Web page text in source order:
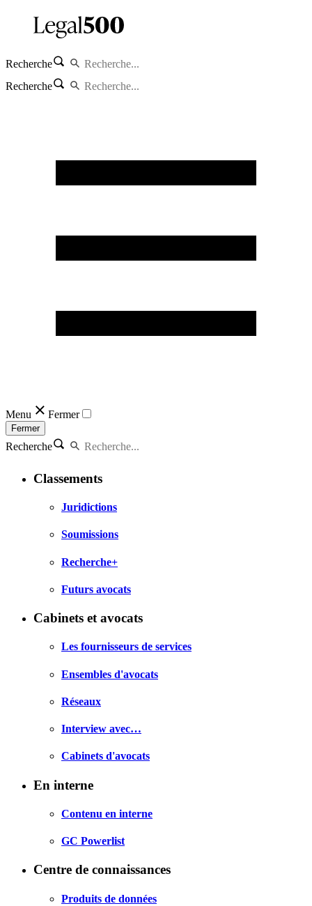
Recherche
Recherche
Menu Fermer
Fermer
Recherche
Classements
Juridictions
Soumissions
Recherche+
Futurs avocats
Cabinets et avocats
Les fournisseurs de services
Ensembles d'avocats
Réseaux
Interview avec…
Cabinets d'avocats
En interne
Contenu en interne
GC Powerlist
Centre de connaissances
Produits de données